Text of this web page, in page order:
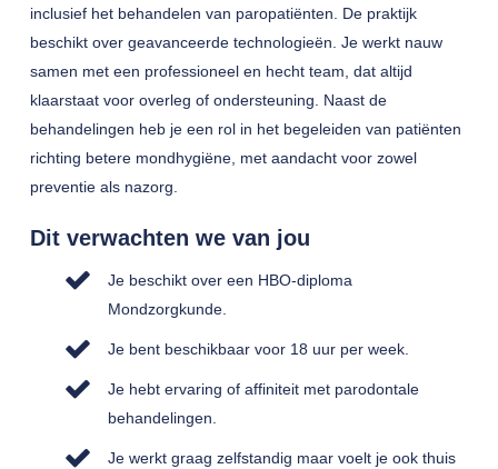
inclusief het behandelen van paropatiënten. De praktijk
beschikt over geavanceerde technologieën. Je werkt nauw
samen met een professioneel en hecht team, dat altijd
klaarstaat voor overleg of ondersteuning. Naast de
behandelingen heb je een rol in het begeleiden van patiënten
richting betere mondhygiëne, met aandacht voor zowel
preventie als nazorg.
Dit verwachten we van jou
Je beschikt over een HBO-diploma
Mondzorgkunde.
Je bent beschikbaar voor 18 uur per week.
Je hebt ervaring of affiniteit met parodontale
behandelingen.
Je werkt graag zelfstandig maar voelt je ook thuis